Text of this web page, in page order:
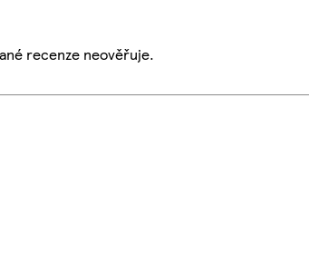
recenze neověřuje.